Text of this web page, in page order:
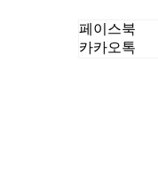
페이스북
카카오톡